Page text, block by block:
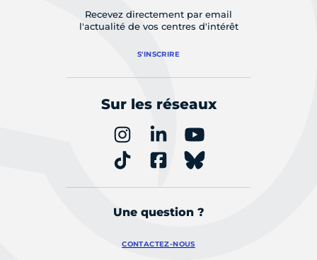
Recevez directement par email
l'actualité de vos centres d'intérêt
S'INSCRIRE
Sur les réseaux
Une question ?
CONTACTEZ-NOUS